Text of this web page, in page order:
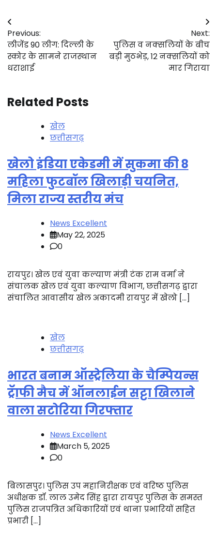
Post
navigation
Previous:
लीजेंड 90 लीग: दिल्ली के
स्कोर के सामने राजस्थान
धराशाई
Next:
पुलिस व नक्सलियों के बीच
बड़ी मुठभेड़, 12 नक्सलियों को
मार गिराया
Related Posts
खेल
छत्तीसगढ़
खेलो इंडिया एकेडमी में सुकमा की 8
महिला फुटबॉल खिलाड़ी चयनित,
मिला राज्य स्तरीय मंच
News Excellent
May 22, 2025
0
रायपुर। खेल एवं युवा कल्याण मंत्री टंक राम वर्मा ने
संचालक खेल एवं युवा कल्याण विभाग, छत्तीसगढ़ द्वारा
संचालित आवासीय खेल अकादमी रायपुर में खेलो […]
खेल
छत्तीसगढ़
भारत बनाम ऑस्ट्रेलिया के चैम्पियन्स
ट्रॅाफी मैच में ऑनलाईन सट्टा खिलाने
वाला सटोरिया गिरफ्तार
News Excellent
March 5, 2025
0
बिलासपुर। पुलिस उप महानिरीक्षक एवं वरिष्ठ पुलिस
अधीक्षक डॉ. लाल उमेद सिंह द्वारा रायपुर पुलिस के समस्त
पुलिस राजपत्रित अधिकारियों एवं थाना प्रभारियों सहित
प्रभारी […]